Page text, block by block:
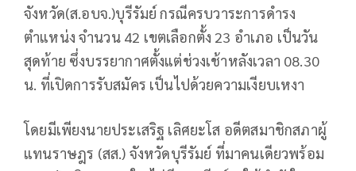
จังหวัด(ส.อบจ.)บุรีรัมย์ กรณีครบวาระการดำรง
ตำแหน่ง จำนวน 42 เขตเลือกตั้ง 23 อำเภอ เป็นวัน
สุดท้าย ซึ่งบรรยากาศตั้งแต่ช่วงเช้าหลังเวลา 08.30
น. ที่เปิดการรับสมัคร เป็นไปด้วยความเงียบเหงา
โดยมีเพียงนายประเสริฐ เลิศยะโส อดีตสมาชิกสภาผู้
แทนราษฎร (สส.) จังหวัดบุรีรัมย์ ที่มาคนเดียวพร้อม